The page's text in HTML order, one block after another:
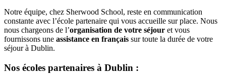
Notre équipe, chez Sherwood School, reste en communication
constante avec l’école partenaire qui vous accueille sur place. Nous
nous chargeons de l’organisation de votre séjour et vous
fournissons une assistance en français sur toute la durée de votre
séjour à Dublin.
Nos écoles partenaires à Dublin :